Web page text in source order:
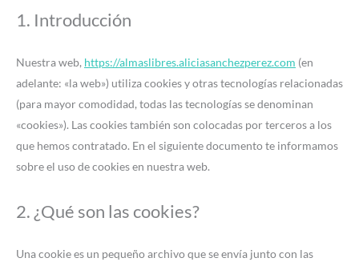
1. Introducción
Nuestra web, https://almaslibres.aliciasanchezperez.com (en
adelante: «la web») utiliza cookies y otras tecnologías relacionadas
(para mayor comodidad, todas las tecnologías se denominan
«cookies»). Las cookies también son colocadas por terceros a los
que hemos contratado. En el siguiente documento te informamos
sobre el uso de cookies en nuestra web.
2. ¿Qué son las cookies?
Una cookie es un pequeño archivo que se envía junto con las